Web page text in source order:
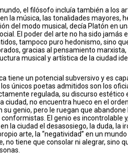
el filósofo incluía también a los
la música, las tonalidades mayores,
del modo musical, decía Platón en
El poder del arte no ha sido
tampoco puro hedonismo, sino
gracias al pensamiento
musical y artística de la ciudad
tiene un potencial subversivo y es
únicos poetas admitidos son los
regulada, su discurso estético
ciudad, no encuentra hueco en el
su genio, pero le ruegan que
conformistas. El genio es incontrolable
la ciudad el desasosiego, la duda, la
arte, la “negatividad” en un
no tiene que consolar ni alegrar, sino